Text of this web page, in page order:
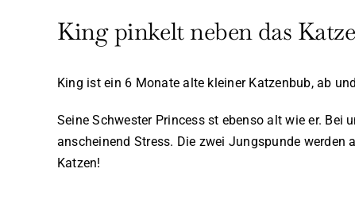
King pinkelt neben das
King ist ein 6 Monate alte kleiner Katzenbub, ab
Seine Schwester Princess st ebenso alt wie er.
anscheinend Stress. Die zwei Jungspunde
Katzen!